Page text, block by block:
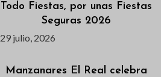
Todo Fiestas, por unas Fiestas
Seguras 2026
29 julio, 2026
Manzanares El Real celebra